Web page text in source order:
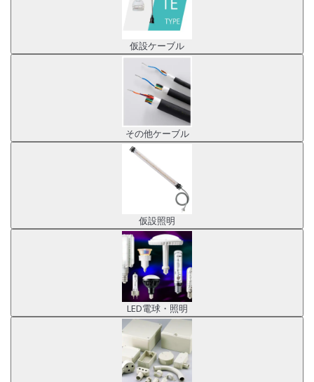
仮設ケーブル
その他ケーブル
仮設照明
LED電球・照明